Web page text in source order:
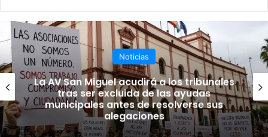
we
b
bo
ok
ub
e
ra
m
Noticias
La AV San Miguel acudirá a los tribunales
tras ser excluida de las ayudas
municipales antes de resolverse sus
alegaciones